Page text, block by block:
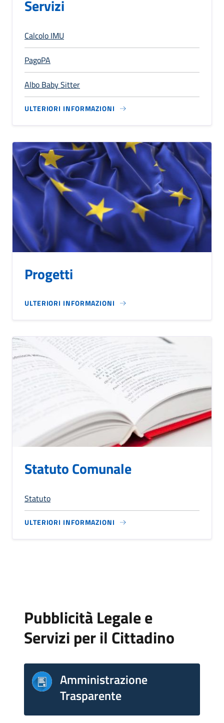
Servizi
Calcolo IMU
PagoPA
Albo Baby Sitter
ULTERIORI INFORMAZIONI
Progetti
ULTERIORI INFORMAZIONI
Statuto Comunale
Statuto
ULTERIORI INFORMAZIONI
Pubblicità Legale e
Servizi per il Cittadino
Amministrazione
Trasparente